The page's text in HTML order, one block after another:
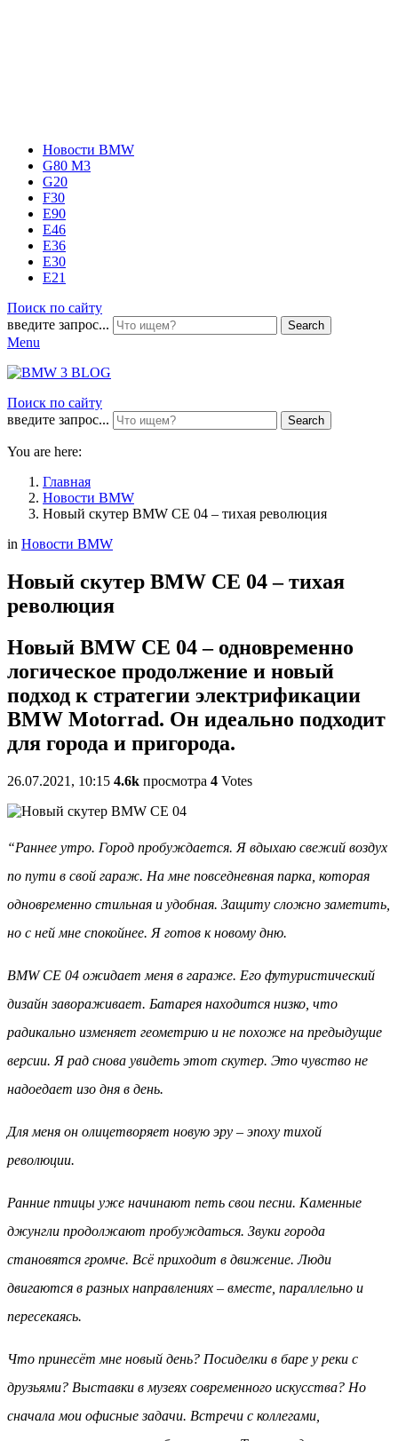
Новости BMW
G80 M3
G20
F30
E90
E46
E36
E30
E21
Поиск по сайту
введите запрос...
Search
Menu
Поиск по сайту
введите запрос...
Search
You are here:
Главная
Новости BMW
Новый скутер BMW CE 04 – тихая революция
in Новости BMW
Новый скутер BMW CE 04 – тихая
революция
Новый BMW CE 04 – одновременно
логическое продолжение и новый
подход к стратегии электрификации
BMW Motorrad. Он идеально подходит
для города и пригорода.
26.07.2021, 10:15 4.6k просмотра 4 Votes
“Раннее утро. Город пробуждается. Я вдыхаю свежий воздух
по пути в свой гараж. На мне повседневная парка, которая
одновременно стильная и удобная. Защиту сложно заметить,
но с ней мне спокойнее. Я готов к новому дню.
BMW CE 04 ожидает меня в гараже. Его футуристический
дизайн завораживает. Батарея находится низко, что
радикально изменяет геометрию и не похоже на предыдущие
версии. Я рад снова увидеть этот скутер. Это чувство не
надоедает изо дня в день.
Для меня он олицетворяет новую эру – эпоху тихой
революции.
Ранние птицы уже начинают петь свои песни. Каменные
джунгли продолжают пробуждаться. Звуки города
становятся громче. Всё приходит в движение. Люди
двигаются в разных направлениях – вместе, параллельно и
пересекаясь.
Что принесёт мне новый день? Посиделки в баре у реки с
друзьями? Выставки в музеях современного искусства? Но
сначала мои офисные задачи. Встречи с коллегами,